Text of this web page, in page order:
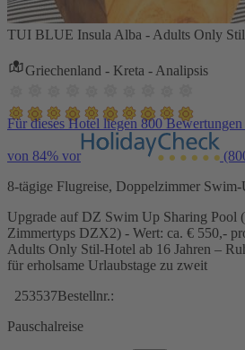
TUI BLUE Insula Alba - Adults Only
Griechenland - Kreta - Analipsis
Für dieses Hotel liegen 800
von 84% vor
8-tägige Flugreise, Doppelzimmer
Upgrade auf DZ Swim Up Sharing Pool
Zimmertyps DZX2) - Wert: ca. € 550,-
Adults Only Stil-Hotel ab 16 Jahren –
für erholsame Urlaubstage zu zweit
253537Bestellnr.:
Pauschalreise